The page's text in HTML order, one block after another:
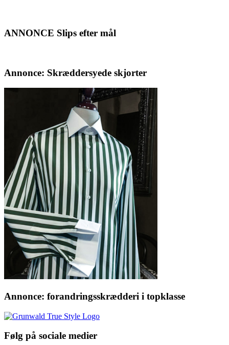
ANNONCE Slips efter mål
Annonce: Skræddersyede skjorter
Annonce: forandringsskrædderi i topklasse
Følg på sociale medier